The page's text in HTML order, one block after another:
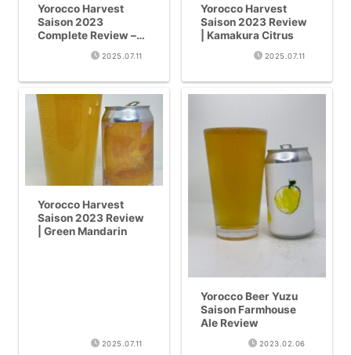
Yorocco Harvest
Saison 2023
Complete Review –
Seasonal Craft Beer
with Kamakura Green
2025.07.11
Yorocco Harvest
Saison 2023 Review
| Kamakura Citrus
2025.07.11
Yorocco Harvest
Saison 2023 Review
| Green Mandarin
2025.07.11
Yorocco Beer Yuzu
Saison Farmhouse
Ale Review
2023.02.06